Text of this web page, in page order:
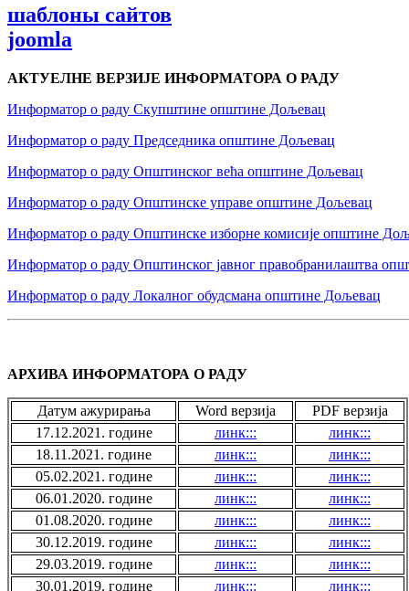
шаблоны сайтов
joomla
АКТУЕЛНЕ ВЕРЗИЈЕ ИНФОРМАТОРА О РАДУ
Информатор о раду Скупштине општине Дољевац
Информатор о раду Председника општине Дољевац
Информатор о раду Општинског већа општине Дољевац
Информатор о раду Општинске управе општине Дољевац
Информатор о раду Општинске изборне комисије општине
Информатор о раду Општинског јавног правобранилаштва
Информатор о раду Локалног обудсмана општине Дољевац
АРХИВА ИНФОРМАТОРА О РАДУ
Датум ажурирања Word верзија
PDF верзија
17.12.2021. године
линк:::
линк:::
18.11.2021. године
линк:::
линк:::
05.02.2021. године
линк:::
линк:::
06.01.2020. године
линк:::
линк:::
01.08.2020. године
линк:::
линк:::
30.12.2019. године
линк:::
линк:::
29.03.2019. године
линк:::
линк:::
30.01.2019. године
линк::: линк:::